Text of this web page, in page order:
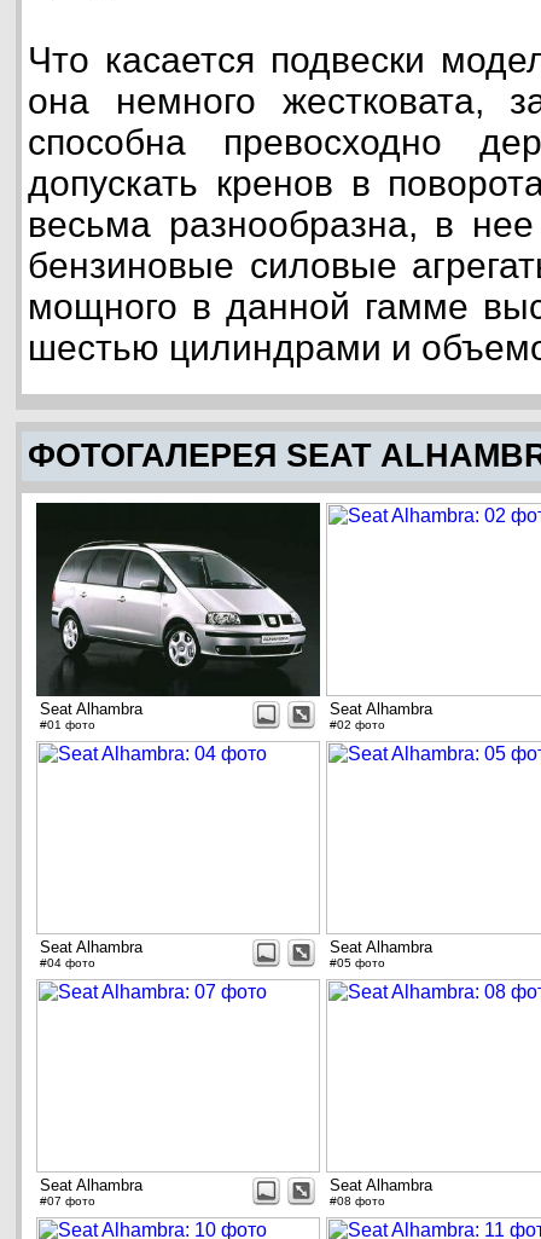
Что касается подвески
она немного жестковата,
способна превосходно
допускать кренов в
весьма разнообразна, в
бензиновые силовые
мощного в данной гамме
шестью цилиндрами и
ФОТОГАЛЕРЕЯ SEAT
Seat Alhambra
#01 фото
Seat Alhambra
#02 фото
Seat Alhambra
#04 фото
Seat Alhambra
#05 фото
Seat Alhambra
#07 фото
Seat Alhambra
#08 фото